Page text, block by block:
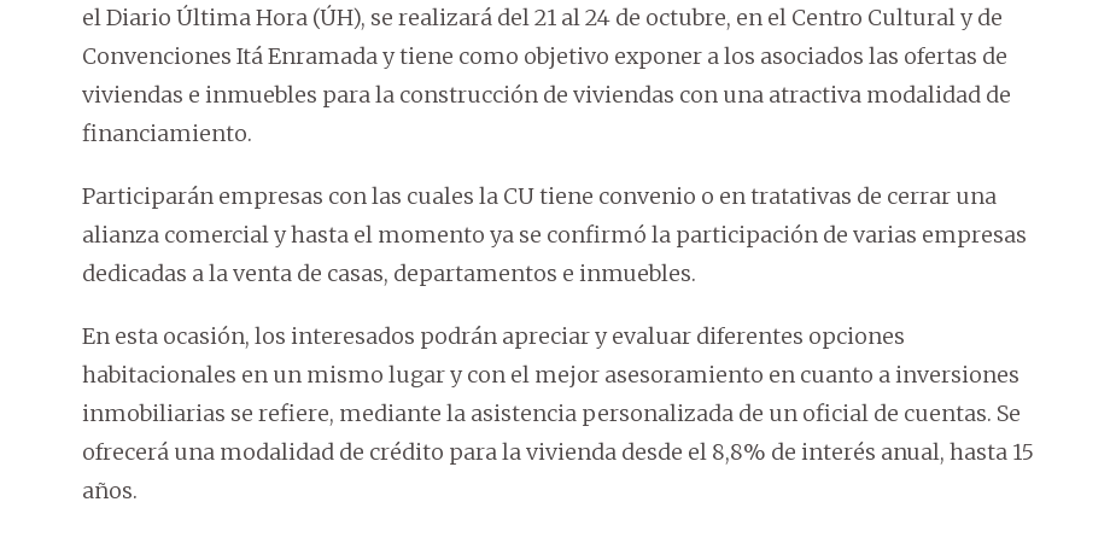
el Diario Última Hora (ÚH), se realizará del 21 al 24 de octubre, en el Centro Cultural y de
Convenciones Itá Enramada y tiene como objetivo exponer a los asociados las ofertas de
viviendas e inmuebles para la construcción de viviendas con una atractiva modalidad de
financiamiento.
Participarán empresas con las cuales la CU tiene convenio o en tratativas de cerrar una
alianza comercial y hasta el momento ya se confirmó la participación de varias empresas
dedicadas a la venta de casas, departamentos e inmuebles.
En esta ocasión, los interesados podrán apreciar y evaluar diferentes opciones
habitacionales en un mismo lugar y con el mejor asesoramiento en cuanto a inversiones
inmobiliarias se refiere, mediante la asistencia personalizada de un oficial de cuentas. Se
ofrecerá una modalidad de crédito para la vivienda desde el 8,8% de interés anual, hasta 15
años.